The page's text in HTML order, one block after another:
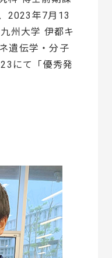
2023年7月13
州大学 伊都キ
遺伝学・分子
にて「優秀発